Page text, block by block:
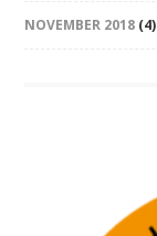
NOVEMBER 2018 (4)